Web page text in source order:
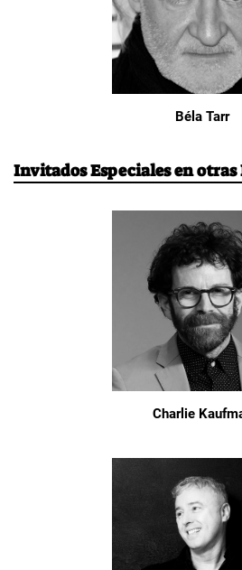
Béla Tarr
Invitados Especiales en otras
Charlie